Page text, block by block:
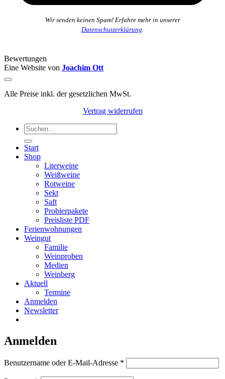
Wir senden keinen Spam! Erfahre mehr in unserer
Datenschutzerklärung.
Bewertungen
Eine Website von Joachim Ott
Alle Preise inkl. der gesetzlichen MwSt.
Vertrag widerrufen
Suchen
nach:
Start
Shop
Literweine
Weißweine
Rotweine
Sekt
Saft
Probierpakete
Preisliste PDF
Ferienwohnungen
Weingut
Familie
Weinproben
Medien
Weinberg
Aktuell
Termine
Anmelden
Newsletter
Anmelden
Benutzername oder E-Mail-Adresse *